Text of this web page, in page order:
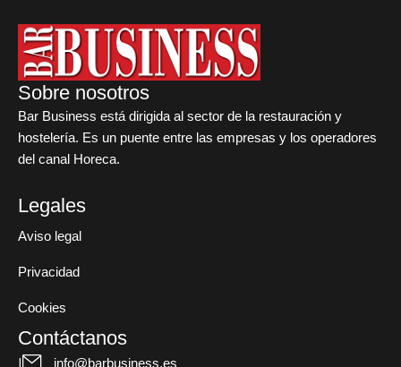
Sobre nosotros
Bar Business está dirigida al sector de la restauración y
hostelería. Es un puente entre las empresas y los operadores
del canal Horeca.
Legales
Aviso legal
Privacidad
Cookies
Contáctanos
info@barbusiness.es